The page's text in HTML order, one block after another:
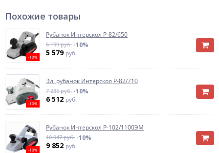
Похожие товары
-10%
Рубанок Интерскол Р-82/650
6 199 руб. -10%
5 579 руб.
-10%
Эл. рубанок Интерскол Р-82/710
7 235 руб. -10%
6 512 руб.
-10%
Рубанок Интерскол Р-102/1100ЭМ
10 947 руб. -10%
9 852 руб.